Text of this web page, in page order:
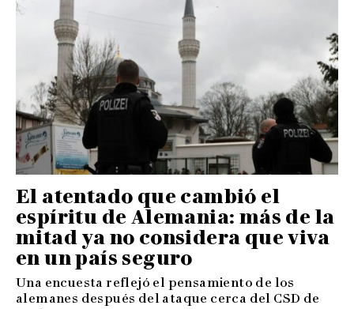
El atentado que cambió el
espíritu de Alemania: más de la
mitad ya no considera que viva
en un país seguro
Una encuesta reflejó el pensamiento de los
alemanes después del ataque cerca del CSD de